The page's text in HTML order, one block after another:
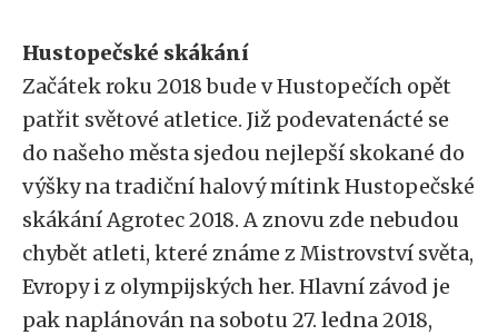
Hustopečské skákání
Začátek roku 2018 bude v Hustopečích opět
patřit světové atletice. Již podevatenácté se
do našeho města sjedou nejlepší skokané do
výšky na tradiční halový mítink Hustopečské
skákání Agrotec 2018. A znovu zde nebudou
chybět atleti, které známe z Mistrovství světa,
Evropy i z olympijských her. Hlavní závod je
pak naplánován na sobotu 27. ledna 2018,